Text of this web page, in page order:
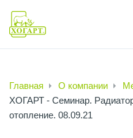
Главная О компании
ХОГАРТ - Cеминар.
отопление. 08.09.21